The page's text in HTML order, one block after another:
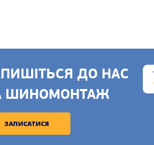
ДО НАС
ШИНОМОНТАЖ
ЗАПИСАТИСЯ